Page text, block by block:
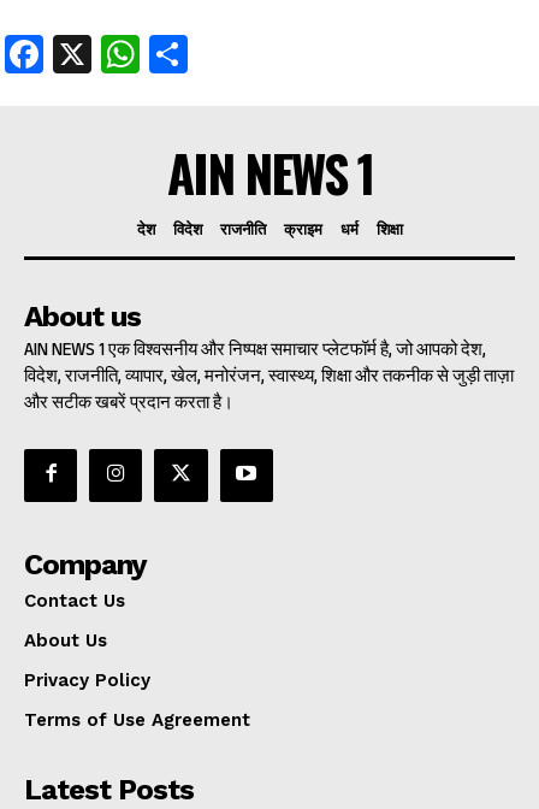
Facebook
X WhatsApp
AIN NEWS 1
देश विदेश राजनीति क्राइम धर्म शिक्षा
About us
AIN NEWS 1 एक विश्वसनीय और निष्पक्ष समाचार प्लेटफॉर्म है, जो आपको देश,
विदेश, राजनीति, व्यापार, खेल, मनोरंजन, स्वास्थ्य, शिक्षा और तकनीक से जुड़ी ताज़ा
और सटीक खबरें प्रदान करता है।
Company
Contact Us
About Us
Privacy Policy
Terms of Use Agreement
Latest Posts